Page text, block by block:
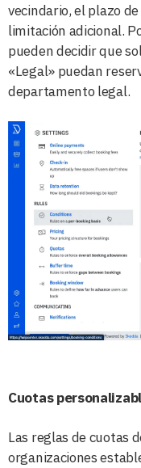
vecindario, el plazo
limitación adicional.
pueden decidir que
«Legal» puedan
departamento legal.
Cuotas
Las reglas de cuotas
organizaciones